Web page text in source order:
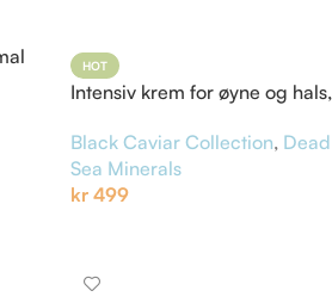
HOT
Intensiv krem for øyne og hals,
Black Caviar Collection, Dead
Sea Minerals
kr 499